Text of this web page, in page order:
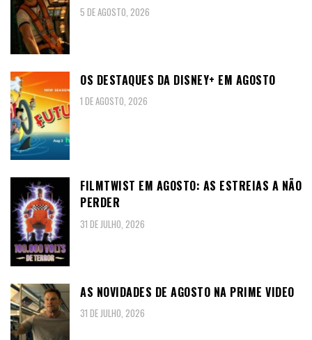
5 DE AGOSTO, 2026
OS DESTAQUES DA DISNEY+ EM AGOSTO
1 DE AGOSTO, 2026
FILMTWIST EM AGOSTO: AS ESTREIAS A NÃO
PERDER
31 DE JULHO, 2026
AS NOVIDADES DE AGOSTO NA PRIME VIDEO
31 DE JULHO, 2026